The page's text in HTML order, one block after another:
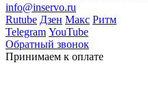
info@inservo.ru
Rutube Дзен Макс Ритм
Telegram YouTube
Обратный звонок
Принимаем к оплате